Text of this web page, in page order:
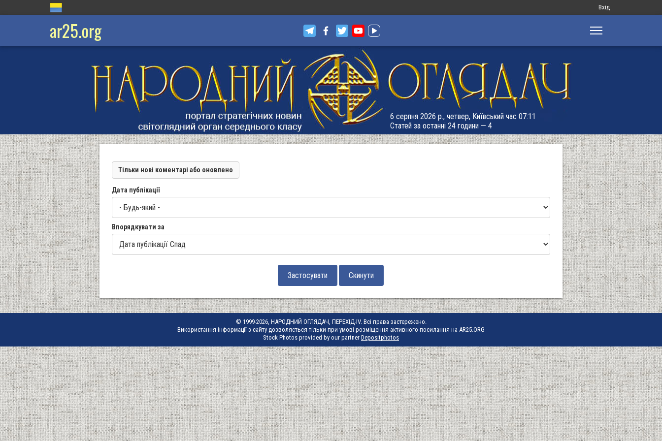
Меню
запису
Вхід
ar25.org
6 серпня 2026 р., четвер, Київський час 07:11
Статей за останні 24 години — 4
Тільки нові коментарі або оновлено
Дата публікації
Впорядкувати за
© 1999-2026, НАРОДНИЙ ОГЛЯДАЧ, ПЕРЕХІД-IV. Всі права застережено.
Використання інформації з сайту дозволяється тільки при умові розміщення активного посилання на AR25.ORG
Stock Photos provided by our partner Depositphotos